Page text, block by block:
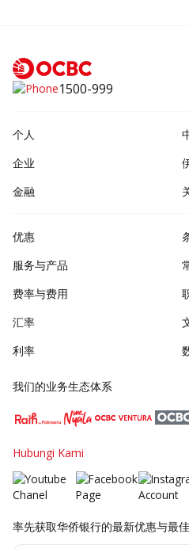
1500-999
个人
企业
金融
优惠
服务与产品
费率与费用
汇率
利率
我们的业务生态体系
Hubungi Kami
率先获取华侨银行的最新优惠与最